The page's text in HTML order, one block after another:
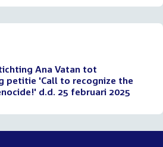
Ana Vatan tot
petitie 'Call to recognize the
d.d. 25 februari 2025